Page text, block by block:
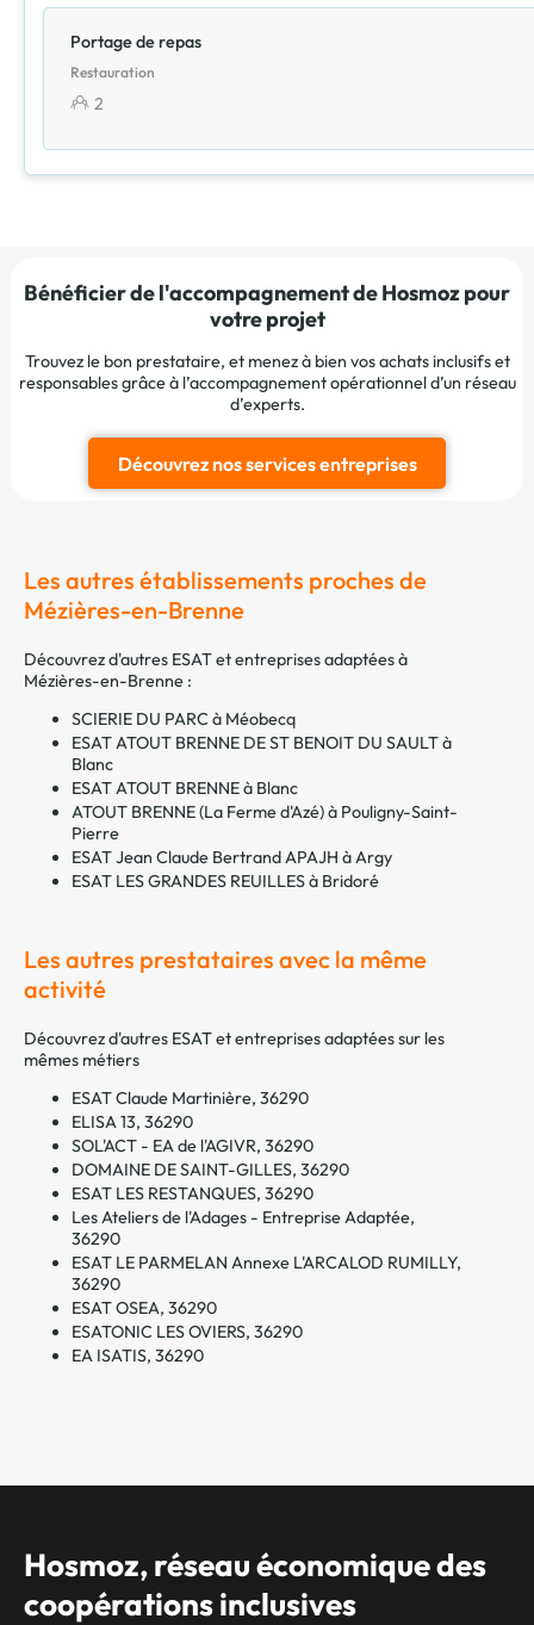
Portage de repas
Restauration
2
Bénéficier de l'accompagnement de Hosmoz pour
votre projet
Trouvez le bon prestataire, et menez à bien vos achats inclusifs et
responsables grâce à l’accompagnement opérationnel d’un réseau
d’experts.
Découvrez nos services entreprises
Les autres établissements proches de
Mézières-en-Brenne
Découvrez d'autres ESAT et entreprises adaptées à
Mézières-en-Brenne :
SCIERIE DU PARC à Méobecq
ESAT ATOUT BRENNE DE ST BENOIT DU SAULT à
Blanc
ESAT ATOUT BRENNE à Blanc
ATOUT BRENNE (La Ferme d'Azé) à Pouligny-Saint-
Pierre
ESAT Jean Claude Bertrand APAJH à Argy
ESAT LES GRANDES REUILLES à Bridoré
Les autres prestataires avec la même
activité
Découvrez d'autres ESAT et entreprises adaptées sur les
mêmes métiers
ESAT Claude Martinière, 36290
ELISA 13, 36290
SOL'ACT - EA de l'AGIVR, 36290
DOMAINE DE SAINT-GILLES, 36290
ESAT LES RESTANQUES, 36290
Les Ateliers de l'Adages - Entreprise Adaptée,
36290
ESAT LE PARMELAN Annexe L'ARCALOD RUMILLY,
36290
ESAT OSEA, 36290
ESATONIC LES OVIERS, 36290
EA ISATIS, 36290
Hosmoz, réseau économique des
coopérations inclusives